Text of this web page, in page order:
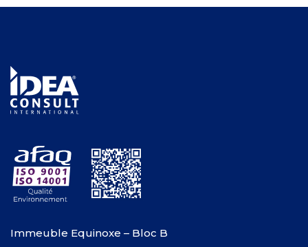
Immeuble Equinoxe – Bloc B